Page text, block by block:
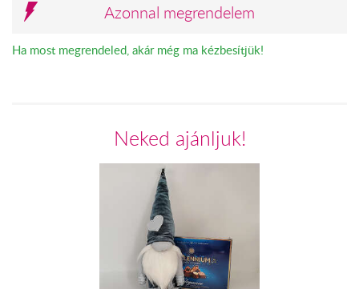
Azonnal megrendelem
Ha most megrendeled, akár még ma kézbesítjük!
Neked ajánljuk!